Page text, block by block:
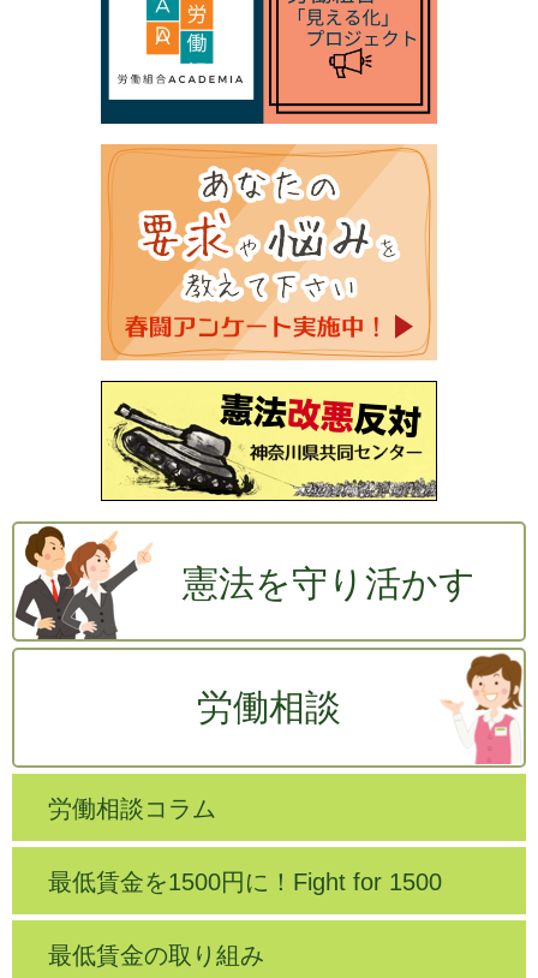
憲法を守り活かす
労働相談
労働相談コラム
最低賃金を1500円に！Fight for 1500
最低賃金の取り組み